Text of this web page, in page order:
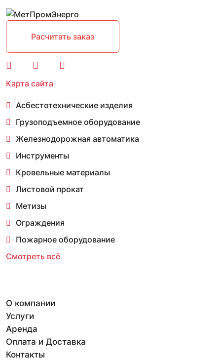
Расчитать заказ
Карта сайта
Асбестотехнические изделия
Грузоподъемное оборудование
Железнодорожная автоматика
Инструменты
Кровельные материалы
Листовой прокат
Метизы
Ограждения
Пожарное оборудование
Смотреть всё
О компании
Услуги
Аренда
Оплата и Доставка
Контакты